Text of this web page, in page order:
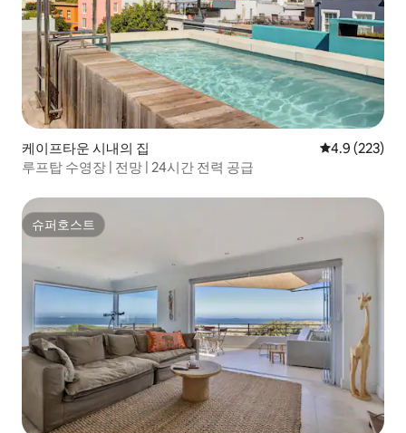
케이프타운 시내의 집 평점 4.9점(5
4.9 (223)
루프탑 수영장 | 전망 | 24시간 전력 공급
슈퍼호스트
슈퍼호스트